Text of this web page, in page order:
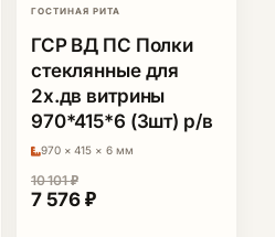
112 471 ₽.
84 353 ₽.
ГОСТИНАЯ РИТА
ГСР ВД ПС Полки
стеклянные для
2х.дв витрины
970*415*6 (3шт) р/в
970 × 415 × 6 мм
10 101₽
Первоначальная цена
7 576 ₽Текущая цена: 7